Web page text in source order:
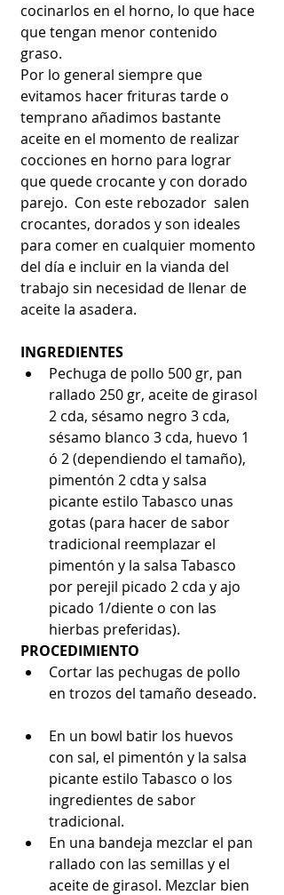
cocinarlos en el horno, lo que hace
que tengan menor contenido
graso.
Por lo general siempre que
evitamos hacer frituras tarde o
temprano añadimos bastante
aceite en el momento de realizar
cocciones en horno para lograr
que quede crocante y con dorado
parejo.  Con este rebozador  salen
crocantes, dorados y son ideales
para comer en cualquier momento
del día e incluir en la vianda del
trabajo sin necesidad de llenar de
aceite la asadera.
INGREDIENTES
Pechuga de pollo 500 gr, pan
rallado 250 gr, aceite de girasol
2 cda, sésamo negro 3 cda,
sésamo blanco 3 cda, huevo 1
ó 2 (dependiendo el tamaño),
pimentón 2 cdta y salsa
picante estilo Tabasco unas
gotas (para hacer de sabor
tradicional reemplazar el
pimentón y la salsa Tabasco
por perejil picado 2 cda y ajo
picado 1/diente o con las
hierbas preferidas).
PROCEDIMIENTO
Cortar las pechugas de pollo
en trozos del tamaño deseado.
En un bowl batir los huevos
con sal, el pimentón y la salsa
picante estilo Tabasco o los
ingredientes de sabor
tradicional.
En una bandeja mezclar el pan
rallado con las semillas y el
aceite de girasol. Mezclar bien